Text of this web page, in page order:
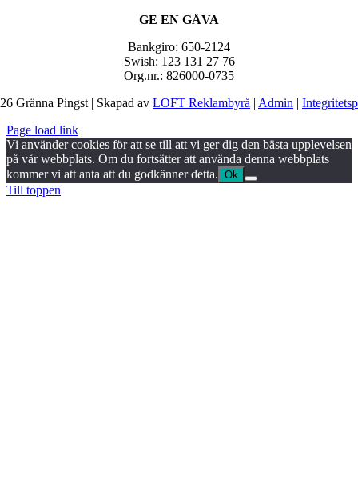
GE EN GÅVA
Bankgiro: 650-2124
Swish: 123 131 27 76
Org.nr.: 826000-0735
Gränna Pingst | Skapad av LOFT Reklambyrå | Admin |
Page load link
Vi använder cookies för att se till att vi ger dig den bästa upplevelsen
på vår webbplats. Om du fortsätter att använda denna webbplats
kommer vi att anta att du godkänner detta. Ok
Till toppen